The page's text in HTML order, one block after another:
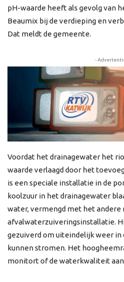
pH-waarde heeft als gevolg van
Beaumix bij de verdieping en
Dat meldt de gemeente.
-
Voordat het drainagewater het
waarde verlaagd door het
is een speciale installatie in de
koolzuur in het drainagewater
water, vermengd met het andere
afvalwaterzuiveringsinstallatie.
gezuiverd om uiteindelijk weer
kunnen stromen. Het
monitort of de waterkwaliteit